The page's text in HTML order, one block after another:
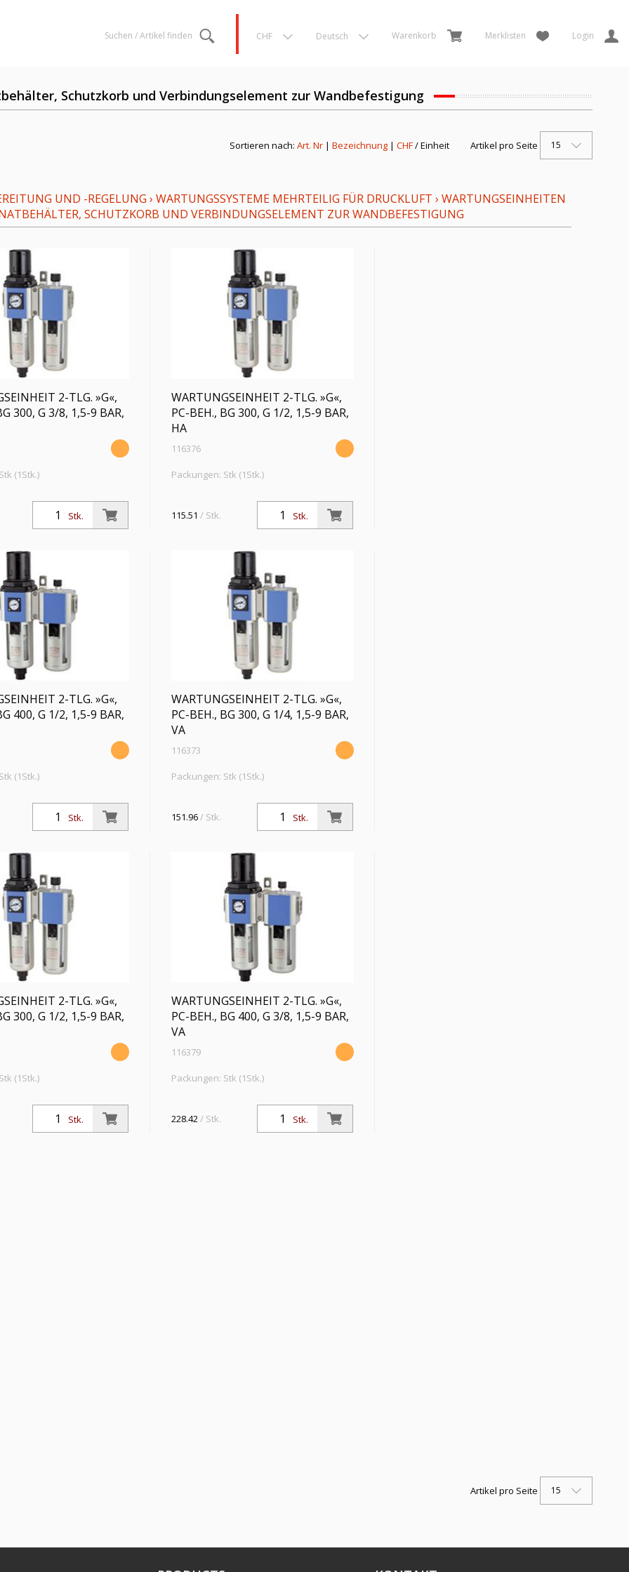
CHF Deutsch Warenkorb Merklisten Login
Suchen / Artikel finden
Schutzkorb und Verbindungselement zur Wandbefestigung
Artikel pro Seite 15
Sortieren nach: Art. Nr | Bezeichnung | CHF/ Einheit
UND -REGELUNG › WARTUNGSSYSTEME MEHRTEILIG FÜR DRUCKLUFT › WARTUNGSEINHEITEN
SCHUTZKORB UND VERBINDUNGSELEMENT ZUR WANDBEFESTIGUNG
2-TLG. »G«,
300, G 3/8, 1,5-9 BAR,
(1Stk.)
5 µm, BG 300, G 3/8, PE max.
1,5 - 9 bar, Ablass HA
Stk.
WARTUNGSEINHEIT 2-TLG. »G«,
PC-BEH., BG 300, G 1/2, 1,5-9 BAR,
HA
116376
Packungen: Stk (1Stk.)
u. Schutzkorb, 5 µm, BG 300, G 1/2, PE max.
10 bar, Regelbereich 1,5 - 9 bar, Ablass HA
Stk.
115.51 / Stk.
2-TLG. »G«,
400, G 1/2, 1,5-9 BAR,
(1Stk.)
5 µm, BG 400, G 1/2, PE max.
1,5 - 9 bar, Ablass HA
Stk.
WARTUNGSEINHEIT 2-TLG. »G«,
PC-BEH., BG 300, G 1/4, 1,5-9 BAR,
VA
116373
Packungen: Stk (1Stk.)
u. Schutzkorb, 5 µm, BG 300, G 1/4, PE max.
10 bar, Regelbereich 1,5 - 9 bar, Ablass VA
Stk.
151.96/ Stk.
2-TLG. »G«,
300, G 1/2, 1,5-9 BAR,
(1Stk.)
5 µm, BG 300, G 1/2, PE max.
1,5 - 9 bar, Ablass VA
Stk.
WARTUNGSEINHEIT 2-TLG. »G«,
PC-BEH., BG 400, G 3/8, 1,5-9 BAR,
VA
116379
Packungen: Stk (1Stk.)
u. Schutzkorb, 5 µm, BG 400, G 3/8, PE max.
10 bar, Regelbereich 1,5 - 9 bar, Ablass VA
Stk.
228.42/ Stk.
Artikel pro Seite 15